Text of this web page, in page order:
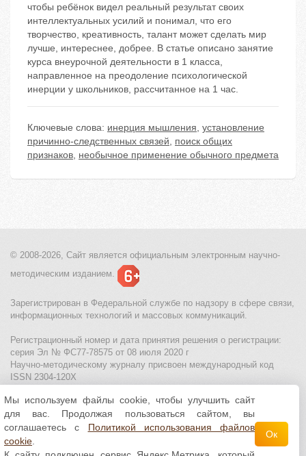
чтобы ребёнок видел реальный результат своих
интеллектуальных усилий и понимал, что его
творчество, креативность, талант может сделать мир
лучше, интереснее, добрее. В статье описано занятие
курса внеурочной деятельности в 1 класса,
направленное на преодоление психологической
инерции у школьников, рассчитанное на 1 час.
Ключевые слова: инерция мышления, установление
причинно-следственных связей, поиск общих
признаков, необычное применение обычного предмета
© 2008-2026, Сайт является официальным электронным научно-
методическим изданием.
Зарегистрирован в Федеральной службе по надзору в сфере связи,
информационных технологий и массовых коммуникаций.
Регистрационный номер и дата принятия решения о регистрации:
серия Эл № ФС77-78575 от 08 июля 2020 г
Научно-методическому журналу присвоен международный код
ISSN 2304-120X
МЦИТО|Школьные олимпиады и онлайн конкурсы для детей
Политика использования файлов cookie| Политика обработки и
защиты персональных данных
Все материалы доступны полицензии Creative
Мы используем файлы cookie, чтобы улучшить сайт
для вас. Продолжая пользоваться сайтом, вы
соглашаетесь с Политикой использования файлов
cookie
Ок